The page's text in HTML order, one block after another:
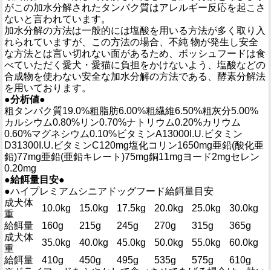
がこの加水分解されたタンパク質はアレルギー反応を起こさ
ないと言われています。
加水分解の方法は一般的には塩酸を用いる方法が多く取り入
れられていますが、この方法の場合、不純 物が発生し安全
な方法とは言い切れない面があるため、ボッシュフードは食
べていただく愛犬・愛猫に負担をかけないよう、塩酸などの
合成物を使わない安全な加水分解の方法である、酵素分解法
を用いております。
●分析値●
粗タンパク質19.0%粗脂肪6.00%粗繊維6.50%粗灰分5.00%
カルシウム0.80%リン0.70%ナトリウム0.20%カリウム
0.60%マグネシウム0.10%ビタミンA13000I.U.ビタミン
D31300I.U.ビタミンC120mg塩化コリン1650mg亜鉛(酸化亜
鉛)77mg亜鉛(亜鉛キレート)75mg銅11mgヨード2mgセレン
0.20mg
●給餌量目安●
●ハイプレミアムシニアドッグフード給餌量目安
成犬体
重
10.0kg 15.0kg 17.5kg 20.0kg 25.0kg
30.0kg
給餌量
160g 215g 245g 270g 315g
365g
成犬体
重
35.0kg 40.0kg 45.0kg 50.0kg 55.0kg
60.0kg
給餌量
410g 450g 495g 535g 575g
610g